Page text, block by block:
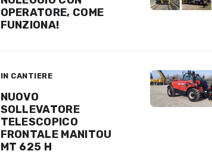
OPERATORE, COME
FUNZIONA!
IN CANTIERE
NUOVO
SOLLEVATORE
TELESCOPICO
FRONTALE MANITOU
MT 625 H